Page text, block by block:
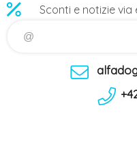
Sconti e notizie via